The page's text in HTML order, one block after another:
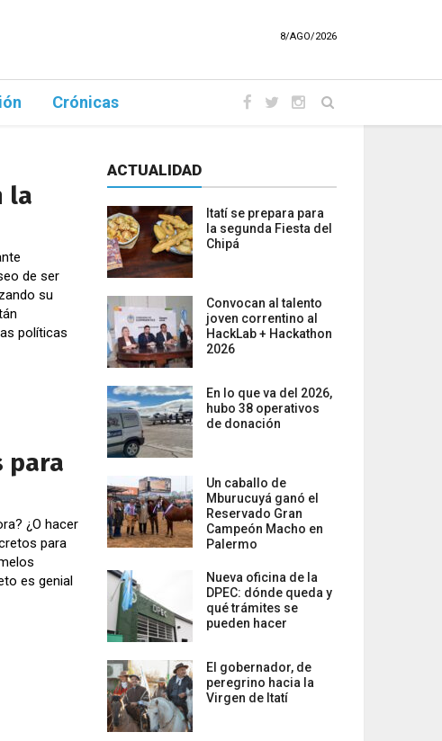
8/AGO/2026
Crónicas
la
de ser
su
políticas
para
¿O hacer
para
es genial
ACTUALIDAD
Itatí se prepara para
la segunda Fiesta del
Chipá
Convocan al talento
joven correntino al
HackLab + Hackathon
2026
En lo que va del 2026,
hubo 38 operativos
de donación
Un caballo de
Mburucuyá ganó el
Reservado Gran
Campeón Macho en
Palermo
Nueva oficina de la
DPEC: dónde queda y
qué trámites se
pueden hacer
El gobernador, de
peregrino hacia la
Virgen de Itatí